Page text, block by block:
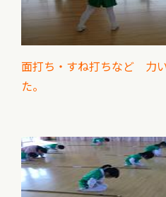
面打ち・すね打ちなど 力
た。